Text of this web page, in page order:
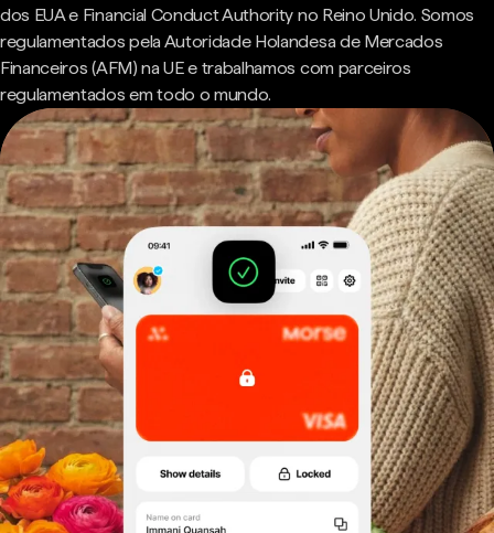
dos EUA e Financial Conduct Authority no Reino Unido. Somos
regulamentados pela Autoridade Holandesa de Mercados
Financeiros (AFM) na UE e trabalhamos com parceiros
regulamentados em todo o mundo.